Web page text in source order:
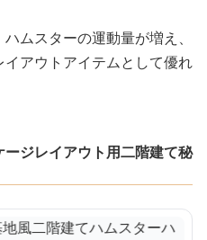
ムスターの運動量が増え、
アウトアイテムとして優れ
ジレイアウト用二階建て秘